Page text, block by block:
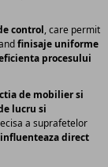
control, care permit
finisaje uniforme
procesului
de mobilier si
lucru si
a suprafetelor
direct